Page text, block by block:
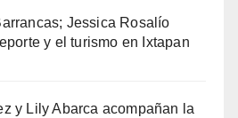
Jessica Rosalío
y el turismo en Ixtapan
y Lily Abarca acompañan la